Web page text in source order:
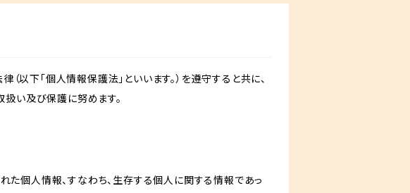
以下「個人情報保護法」といいます。）を遵守すると共に、
扱い及び保護に努めます。
た個人情報、すなわち、生存する個人に関する情報であっ